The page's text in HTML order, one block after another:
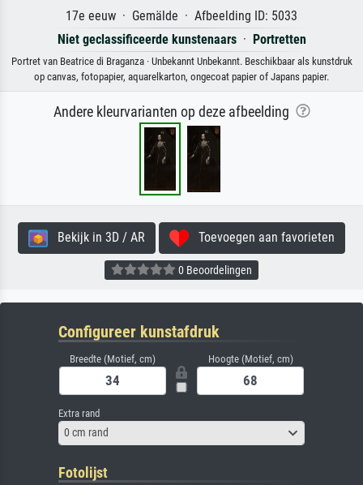
17e eeuw · Gemälde · Afbeelding ID: 5033
Niet geclassificeerde kunstenaars· Portretten
Portret van Beatrice di Braganza · Unbekannt Unbekannt. Beschikbaar als kunstdruk
op canvas, fotopapier, aquarelkarton, ongecoat papier of Japans papier.
Andere kleurvarianten op deze afbeelding
Bekijk in 3D / AR Toevoegen aan favorieten
0 Beoordelingen
Configureer kunstafdruk
Breedte (Motief, cm) Hoogte (Motief, cm)
Extra rand
0 cm rand
Fotolijst